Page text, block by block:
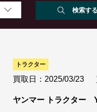
トラクター
買取日：2025/03/23
ヤンマー トラクター